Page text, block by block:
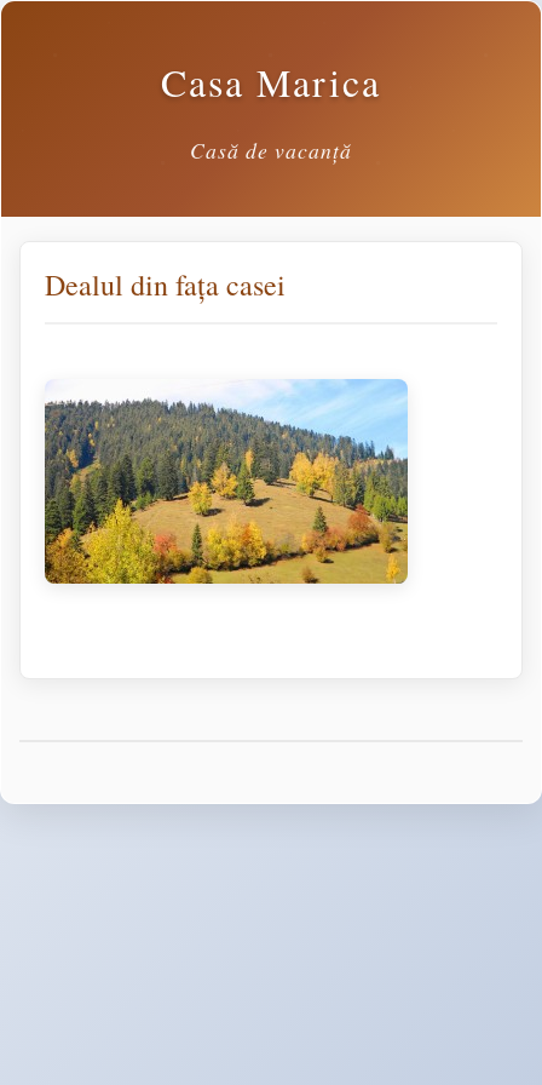
Casa Marica
Casă de vacanță
Dealul din fața casei